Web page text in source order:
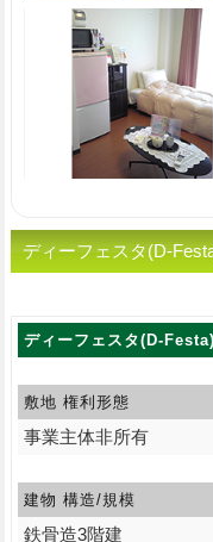
ディーフェスタ(D-
ディーフェスタ(D-
敷地 権利形態
事業主体非所有
建物 構造/規模
鉄骨造3階建